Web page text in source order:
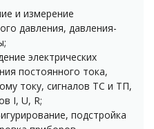
и измерение
давления, давления-
электрических
постоянного тока,
току, сигналов ТС и ТП,
I, U, R;
подстройка